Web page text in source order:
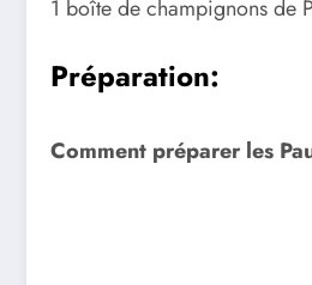
1 boîte de champignons de
Préparation:
Comment préparer les